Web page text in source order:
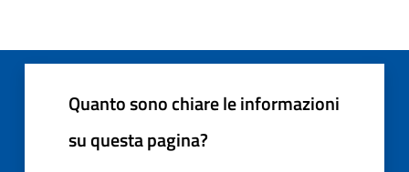
Quanto sono chiare le informazioni
su questa pagina?